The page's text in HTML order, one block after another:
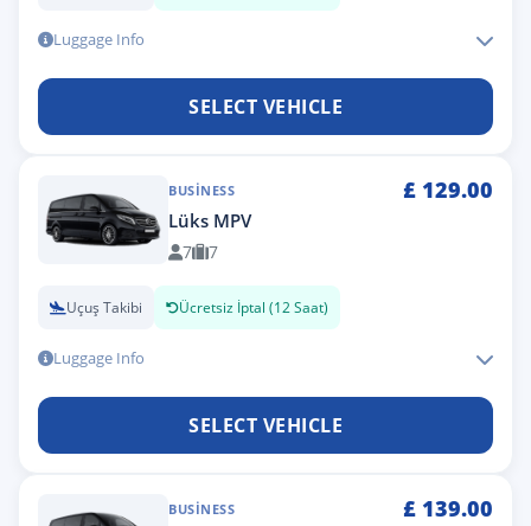
Luggage Info
SELECT VEHICLE
BUSINESS £ 129.00
Lüks MPV
7 7
Uçuş Takibi Ücretsiz İptal (12 Saat)
Luggage Info
SELECT VEHICLE
BUSINESS £ 139.00